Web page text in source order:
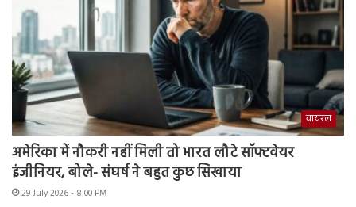
वायरल
अमेरिका में नौकरी नहीं मिली तो भारत लौटे सॉफ्टवेयर
इंजीनियर, बोले- संघर्ष ने बहुत कुछ सिखाया
29 July 2026 - 8:00 PM